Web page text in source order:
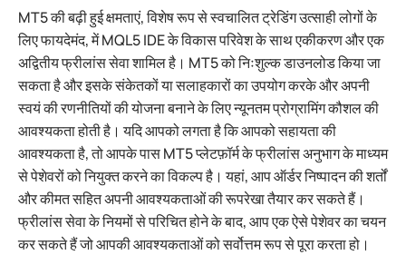
MT5 की बढ़ी हुई क्षमताएं, विशेष रूप से स्वचालित ट्रेडिंग उत्साही लोगों के
लिए फायदेमंद, में MQL5 IDE के विकास परिवेश के साथ एकीकरण और एक
अद्वितीय फ्रीलांस सेवा शामिल है। MT5 को निःशुल्क डाउनलोड किया जा
सकता है और इसके संकेतकों या सलाहकारों का उपयोग करके और अपनी
स्वयं की रणनीतियों की योजना बनाने के लिए न्यूनतम प्रोग्रामिंग कौशल की
आवश्यकता होती है। यदि आपको लगता है कि आपको सहायता की
आवश्यकता है, तो आपके पास MT5 प्लेटफ़ॉर्म के फ्रीलांस अनुभाग के माध्यम
से पेशेवरों को नियुक्त करने का विकल्प है। यहां, आप ऑर्डर निष्पादन की शर्तों
और कीमत सहित अपनी आवश्यकताओं की रूपरेखा तैयार कर सकते हैं।
फ्रीलांस सेवा के नियमों से परिचित होने के बाद, आप एक ऐसे पेशेवर का चयन
कर सकते हैं जो आपकी आवश्यकताओं को सर्वोत्तम रूप से पूरा करता हो।